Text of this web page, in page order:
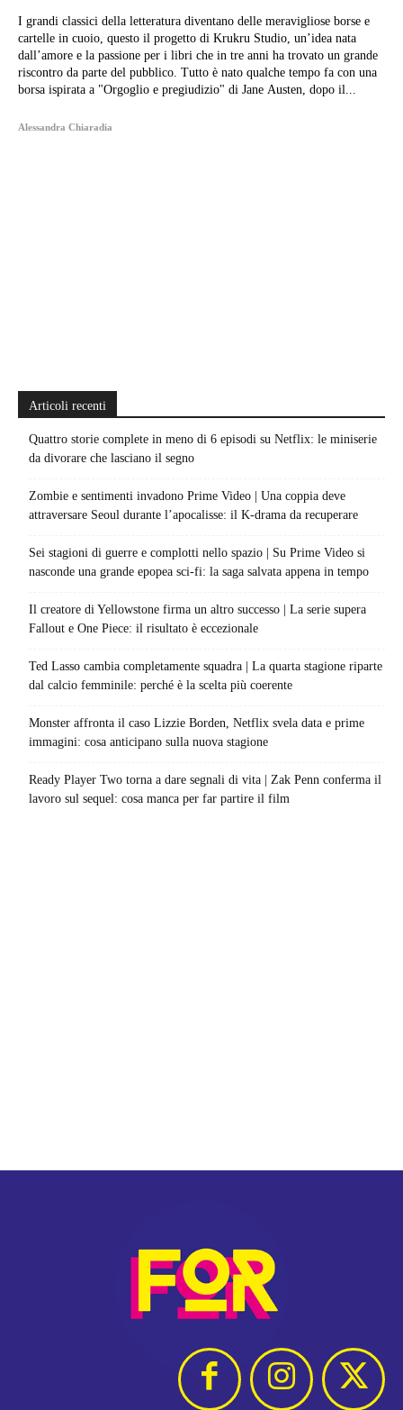
I grandi classici della letteratura diventano delle meravigliose borse e
cartelle in cuoio, questo il progetto di Krukru Studio, un’idea nata
dall’amore e la passione per i libri che in tre anni ha trovato un grande
riscontro da parte del pubblico. Tutto è nato qualche tempo fa con una
borsa ispirata a "Orgoglio e pregiudizio" di Jane Austen, dopo il...
Alessandra Chiaradia
Articoli recenti
Quattro storie complete in meno di 6 episodi su Netflix: le miniserie
da divorare che lasciano il segno
Zombie e sentimenti invadono Prime Video | Una coppia deve
attraversare Seoul durante l’apocalisse: il K-drama da recuperare
Sei stagioni di guerre e complotti nello spazio | Su Prime Video si
nasconde una grande epopea sci-fi: la saga salvata appena in tempo
Il creatore di Yellowstone firma un altro successo | La serie supera
Fallout e One Piece: il risultato è eccezionale
Ted Lasso cambia completamente squadra | La quarta stagione riparte
dal calcio femminile: perché è la scelta più coerente
Monster affronta il caso Lizzie Borden, Netflix svela data e prime
immagini: cosa anticipano sulla nuova stagione
Ready Player Two torna a dare segnali di vita | Zak Penn conferma il
lavoro sul sequel: cosa manca per far partire il film